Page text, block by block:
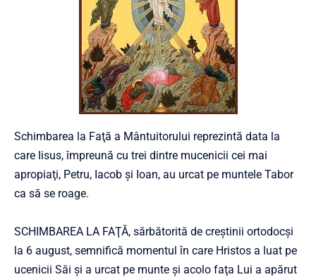
Schimbarea la Faţă a Mântuitorului reprezintă data la
care Iisus, împreună cu trei dintre mucenicii cei mai
apropiaţi, Petru, Iacob şi Ioan, au urcat pe muntele Tabor
ca să se roage.
SCHIMBAREA LA FAŢĂ, sărbătorită de creştinii ortodocşi
la 6 august, semnifică momentul în care Hristos a luat pe
ucenicii Săi şi a urcat pe munte şi acolo faţa Lui a apărut